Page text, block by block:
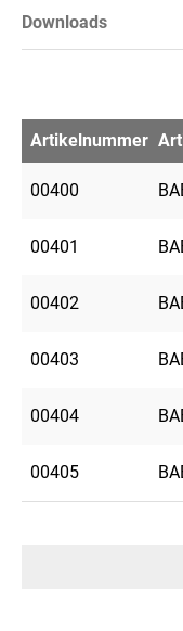
Downloads
Artikelnummer
00400
00401
00402
00403
00404
00405